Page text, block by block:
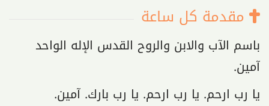
مقدمة كل ساعة
باسم الآب والابن والروح القدس الإله الواحد
آمين.
يا رب ارحم. يا رب ارحم. يا رب بارك. آمين.